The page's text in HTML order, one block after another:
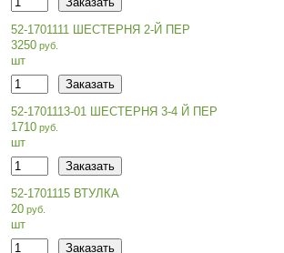
52-1701111 ШЕСТЕРНЯ 2-Й ПЕР
3250
шт
52-1701113-01 ШЕСТЕРНЯ 3-4 Й ПЕР
1710
шт
52-1701115 ВТУЛКА
20
шт